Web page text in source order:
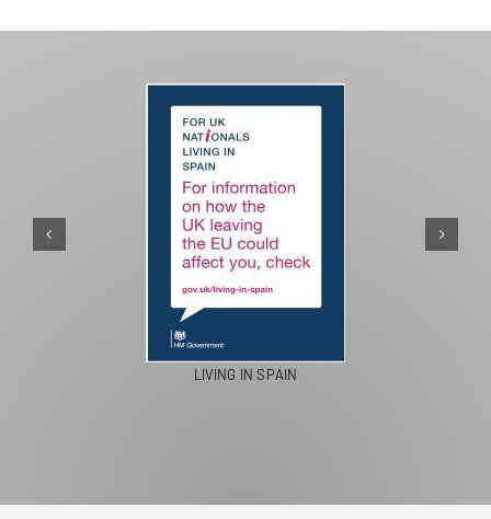
LIVING IN SPAIN